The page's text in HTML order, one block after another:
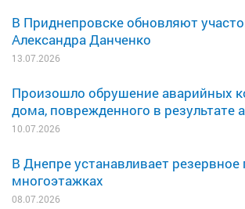
В Приднепровске обновляют
Александра Данченко
13.07.2026
Произошло обрушение аварийных
дома, поврежденного в результате
10.07.2026
В Днепре устанавливает резервное
многоэтажках
08.07.2026